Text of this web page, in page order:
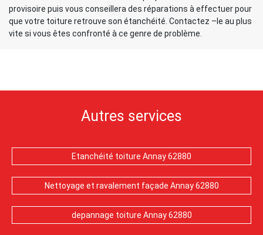
provisoire puis vous conseillera des réparations à effectuer pour
que votre toiture retrouve son étanchéité. Contactez –le au plus
vite si vous êtes confronté à ce genre de problème.
Autres services
Etanchéité toiture Annay 62880
Nettoyage et ravalement façade Annay 62880
depannage toiture Annay 62880